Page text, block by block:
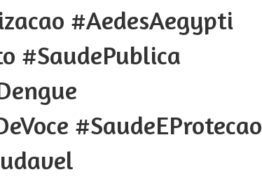
#AedesAegypti
#SaudePublica
#SaudeEProtecao